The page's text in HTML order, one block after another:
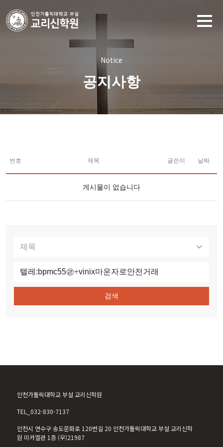
Notice
공지사항
번호 제목 글쓴이 날짜
게시물이 없습니다
검색
인천가톨릭대학교 부설 교리신학원
TEL_032-830-7137
인천시 연수구 송도문화로 120번길 20 인천가톨릭대학교 부설 교리신학
원 미카엘관 1층 (우)21987